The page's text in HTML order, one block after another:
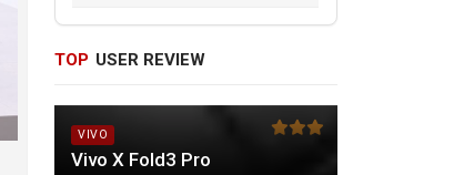
TOP USER REVIEW
VIVO
Vivo X Fold3 Pro